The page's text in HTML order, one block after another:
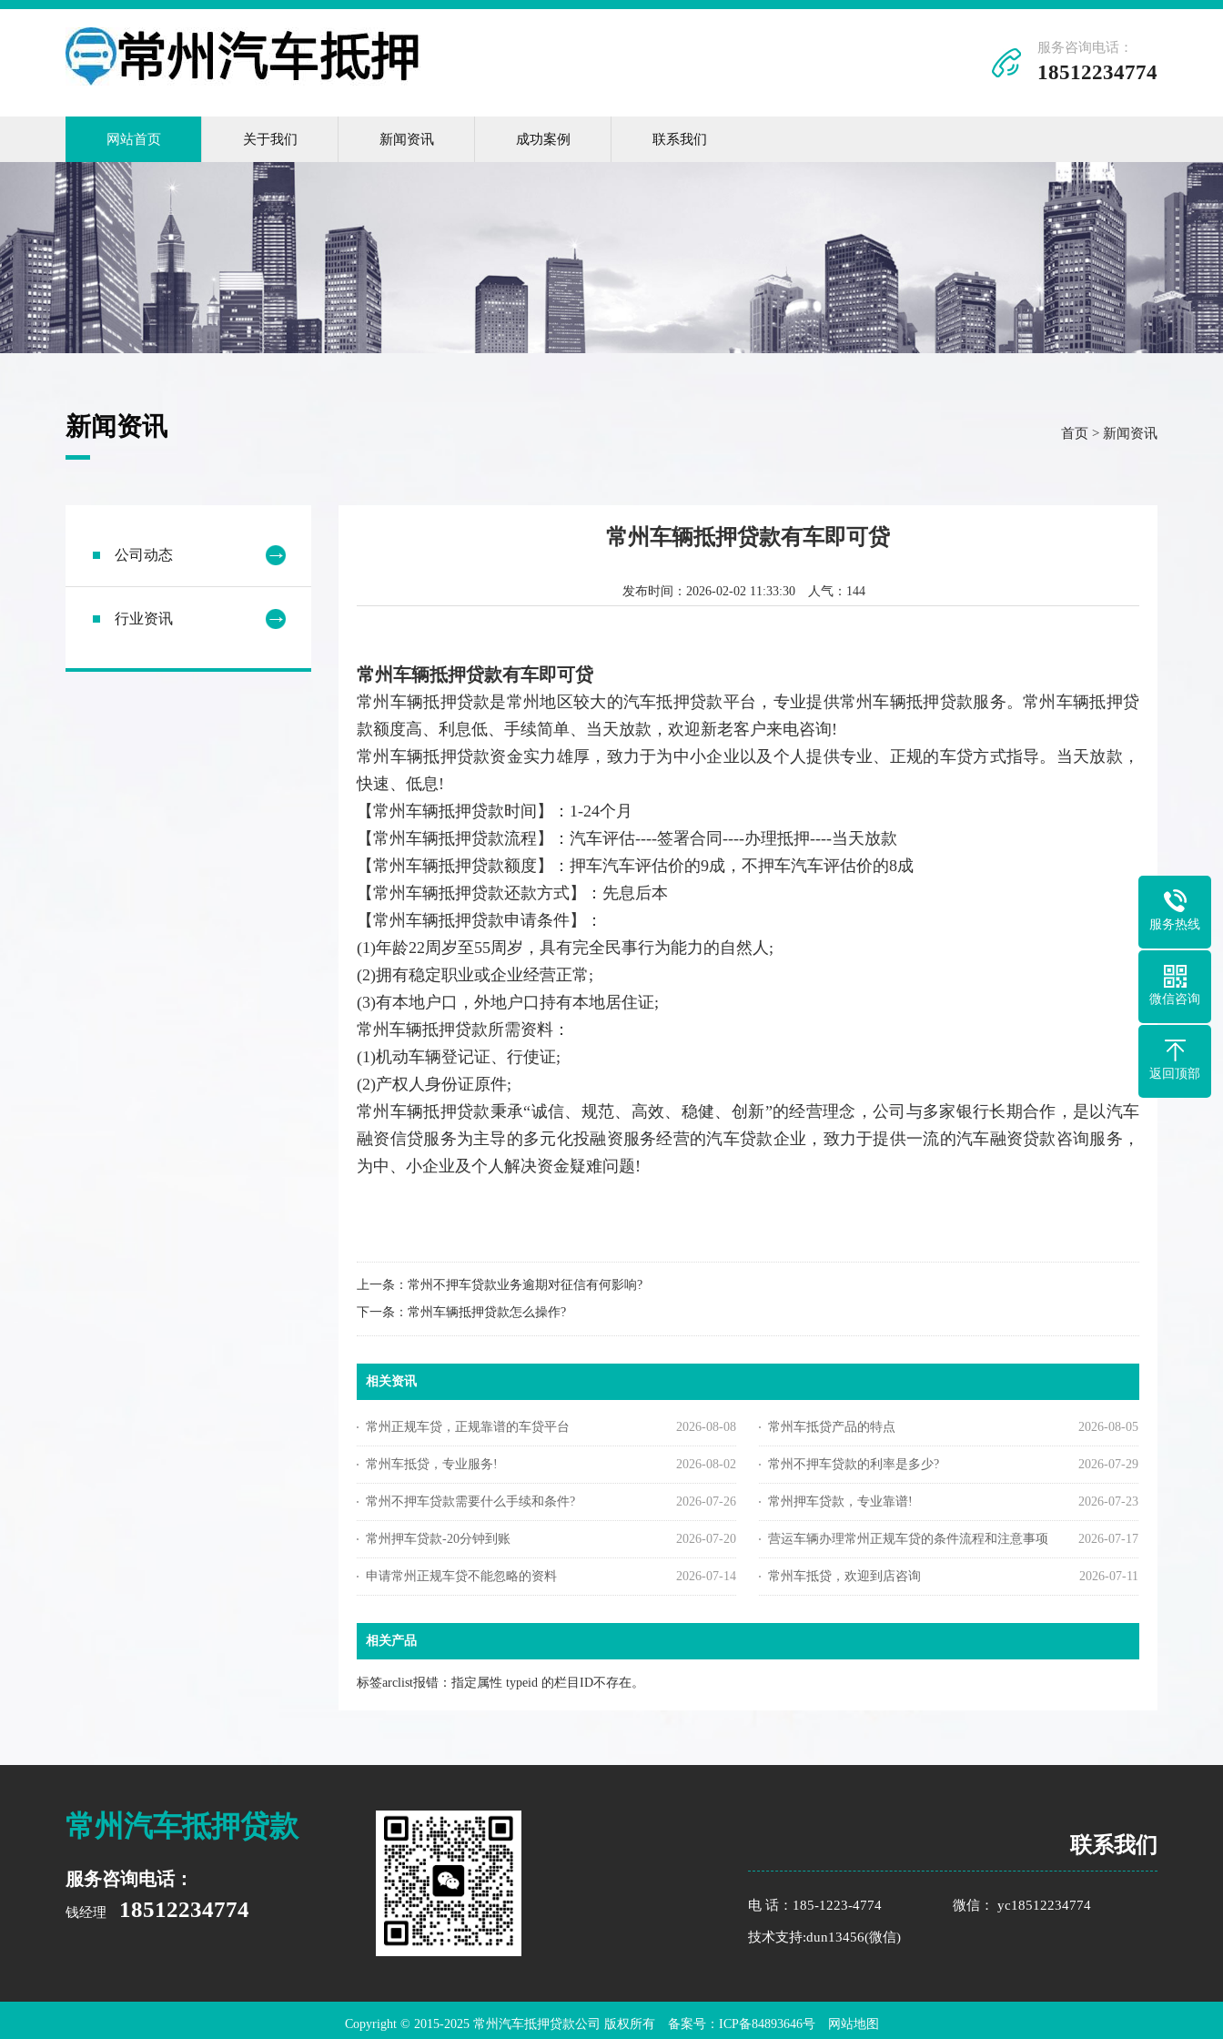
服务咨询电话：
18512234774
网站首页 关于我们 新闻资讯 成功案例 联系我们
新闻资讯 首页 > 新闻资讯
公司动态
行业资讯
常州车辆抵押贷款有车即可贷
发布时间：2026-02-02 11:33:30 人气： 144
常州车辆抵押贷款有车即可贷
常州车辆抵押贷款是常州地区较大的汽车抵押贷款平台，专业提供常州车辆抵押贷款服务。常州车辆抵押贷
款额度高、利息低、手续简单、当天放款，欢迎新老客户来电咨询!
常州车辆抵押贷款资金实力雄厚，致力于为中小企业以及个人提供专业、正规的车贷方式指导。当天放款，
快速、低息!
【常州车辆抵押贷款时间】：1-24个月
【常州车辆抵押贷款流程】：汽车评估----签署合同----办理抵押----当天放款
【常州车辆抵押贷款额度】：押车汽车评估价的9成，不押车汽车评估价的8成
【常州车辆抵押贷款还款方式】：先息后本
【常州车辆抵押贷款申请条件】：
(1)年龄22周岁至55周岁，具有完全民事行为能力的自然人;
(2)拥有稳定职业或企业经营正常;
(3)有本地户口，外地户口持有本地居住证;
常州车辆抵押贷款所需资料：
(1)机动车辆登记证、行使证;
(2)产权人身份证原件;
常州车辆抵押贷款秉承“诚信、规范、高效、稳健、创新”的经营理念，公司与多家银行长期合作，是以汽车
融资信贷服务为主导的多元化投融资服务经营的汽车贷款企业，致力于提供一流的汽车融资贷款咨询服务，
为中、小企业及个人解决资金疑难问题!
上一条： 常州不押车贷款业务逾期对征信有何影响?
下一条： 常州车辆抵押贷款怎么操作?
相关资讯
2026-08-08
常州正规车贷，正规靠谱的车贷平台 2026-08-05
常州车抵贷产品的特点
2026-08-02
常州车抵贷，专业服务! 2026-07-29
常州不押车贷款的利率是多少?
2026-07-26
常州不押车贷款需要什么手续和条件? 2026-07-23
常州押车贷款，专业靠谱!
2026-07-20
常州押车贷款-20分钟到账 2026-07-17
营运车辆办理常州正规车贷的条件流程和注意事项
2026-07-14
申请常州正规车贷不能忽略的资料 2026-07-11
常州车抵贷，欢迎到店咨询
相关产品
标签arclist报错：指定属性 typeid 的栏目ID不存在。
常州汽车抵押贷款
服务咨询电话：
钱经理 18512234774
联系我们
电 话：185-1223-4774 微信： yc18512234774
技术支持:dun13456(微信)
Copyright © 2015-2025 常州汽车抵押贷款公司 版权所有 备案号： ICP备84893646号 网站地图
服务热线
微信咨询
返回顶部